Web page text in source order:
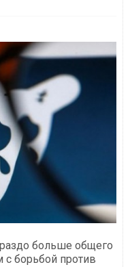
больше общего
борьбой против